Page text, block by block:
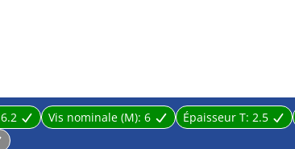
6.2 Vis nominale (M): 6 Épaisseur T: 2.5